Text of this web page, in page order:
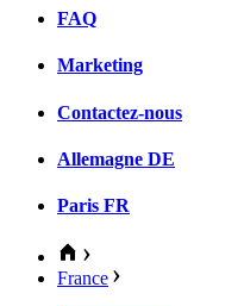
FAQ
Marketing
Contactez-nous
Allemagne DE
Paris FR
France